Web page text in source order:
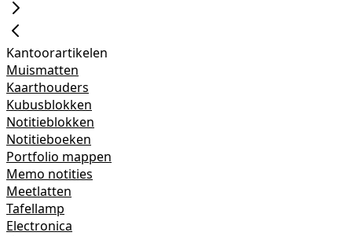
Kantoorartikelen
Muismatten
Kaarthouders
Kubusblokken
Notitieblokken
Notitieboeken
Portfolio mappen
Memo notities
Meetlatten
Tafellamp
Electronica